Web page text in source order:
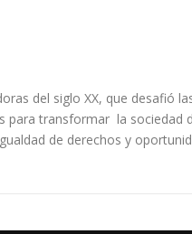
del siglo XX, que desafió
para transformar la sociedad
de derechos y